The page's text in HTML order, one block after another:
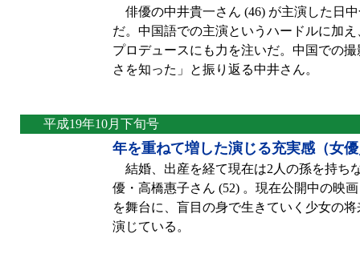
俳優の中井貴一さん (46) が主演した日
だ。中国語での主演というハードルに加
プロデュースにも力を注いだ。中国での
さを知った」と振り返る中井さん。
平成19年10月下旬号
年を重ねて増した演じる充実感（女
結婚、出産を経て現在は2人の孫を持ち
優・高橋惠子さん (52) 。現在公開中の映
を舞台に、盲目の身で生きていく少女の
演じている。